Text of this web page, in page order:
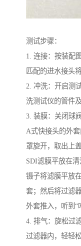
测试步骤：
1. 连接：按装配
匹配的进水接头
2. 冲洗：开启测
洗测试仪的管件
3. 装膜：关闭球
A式快接头的外
罩旋开，取出上
SDI滤膜平放在
镊子将滤膜平放
套；然后将过滤
外套推入，听到“
4. 排气：旋松过
过滤器内，轻轻